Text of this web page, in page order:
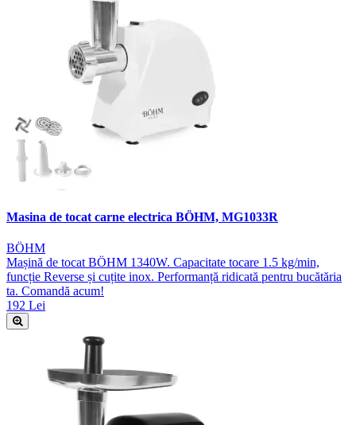
Masina de tocat carne electrica BÖHM, MG1033R
BÖHM
Mașină de tocat BÖHM 1340W. Capacitate tocare 1.5 kg/min,
funcție Reverse și cuțite inox. Performanță ridicată pentru bucătăria
ta. Comandă acum!
192 Lei